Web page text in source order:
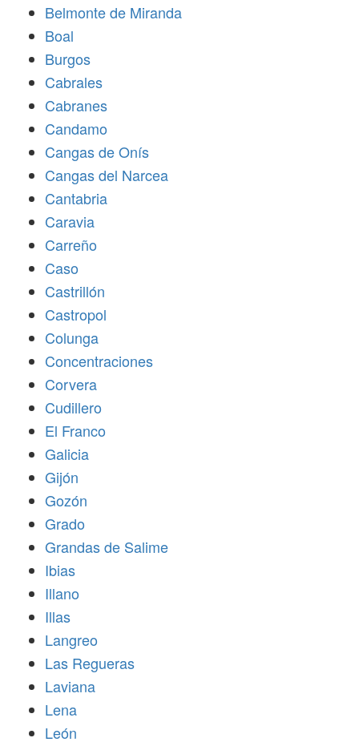
Belmonte de Miranda
Boal
Burgos
Cabrales
Cabranes
Candamo
Cangas de Onís
Cangas del Narcea
Cantabria
Caravia
Carreño
Caso
Castrillón
Castropol
Colunga
Concentraciones
Corvera
Cudillero
El Franco
Galicia
Gijón
Gozón
Grado
Grandas de Salime
Ibias
Illano
Illas
Langreo
Las Regueras
Laviana
Lena
León